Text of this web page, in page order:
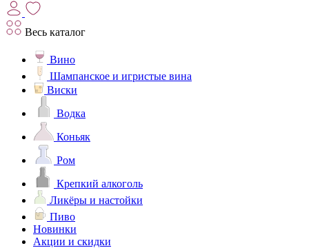
Весь каталог
Вино
Шампанское и игристые вина
Виски
Водка
Коньяк
Ром
Крепкий алкоголь
Ликёры и настойки
Пиво
Новинки
Акции и скидки